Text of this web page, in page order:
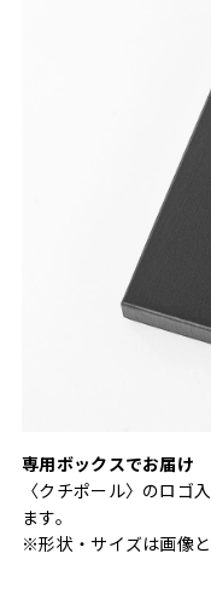
専用ボックスでお届け
〈クチポール〉のロゴ
ます。
※形状・サイズは画像